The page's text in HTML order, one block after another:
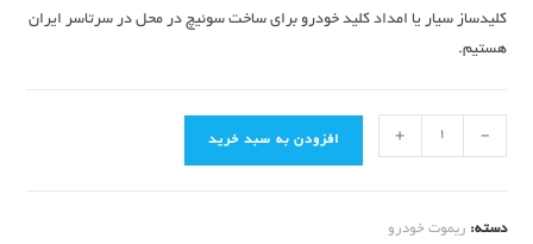
کلیدساز سیار یا امداد کلید خودرو برای ساخت سوئیچ در محل در سرتاسر ایران
هستیم.
-
+ افزودن به سبد خرید
دسته: ریموت خودرو